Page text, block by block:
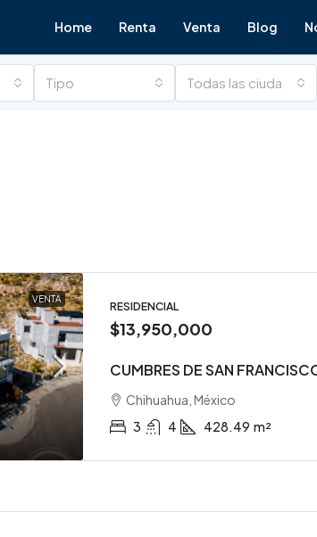
Home Renta Venta Blog
Tipo Todas las ciudades
VENTA
RESIDENCIAL
$13,950,000
CUMBRES DE SAN
Chihuahua, México
3
4 428.49 m²